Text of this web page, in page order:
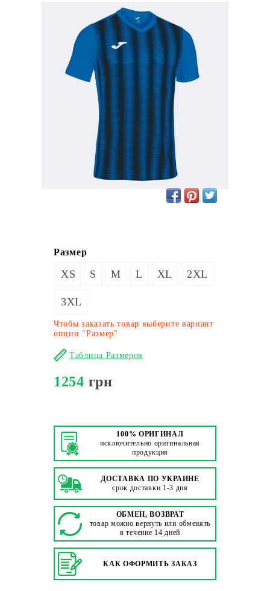
Размер
XS S M L XL 2XL
3XL
Чтобы заказать товар выберите вариант
опции "Размер"
Таблица Размеров
1254 грн
100% ОРИГИНАЛ
исключительно оригинальная
продукция
ДОСТАВКА ПО УКРАИНЕ
срок доставки 1-3 дня
ОБМЕН, ВОЗВРАТ
товар можно вернуть или обменять
в течение 14 дней
КАК ОФОРМИТЬ ЗАКАЗ